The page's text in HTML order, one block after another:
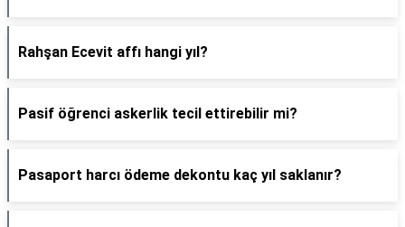
Rahşan Ecevit affı hangi yıl?
Pasif öğrenci askerlik tecil ettirebilir mi?
Pasaport harcı ödeme dekontu kaç yıl saklanır?